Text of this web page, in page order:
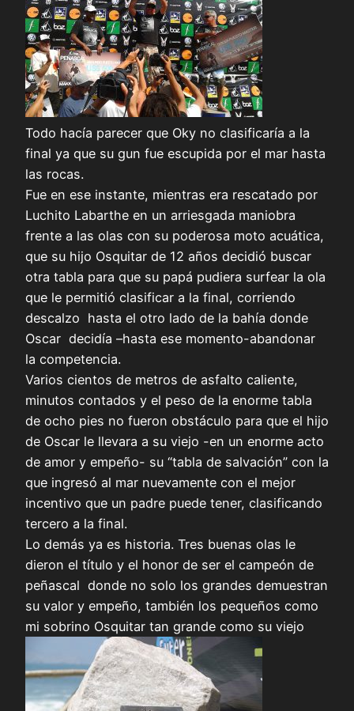
Todo hacía parecer que Oky no clasificaría a la
final ya que su gun fue escupida por el mar hasta
las rocas.
Fue en ese instante, mientras era rescatado por
Luchito Labarthe en un arriesgada maniobra
frente a las olas con su poderosa moto acuática,
que su hijo Osquitar de 12 años decidió buscar
otra tabla para que su papá pudiera surfear la ola
que le permitió clasificar a la final, corriendo
descalzo hasta el otro lado de la bahía donde
Oscar decidía –hasta ese momento-abandonar
la competencia.
Varios cientos de metros de asfalto caliente,
minutos contados y el peso de la enorme tabla
de ocho pies no fueron obstáculo para que el hijo
de Oscar le llevara a su viejo -en un enorme acto
de amor y empeño- su “tabla de salvación” con la
que ingresó al mar nuevamente con el mejor
incentivo que un padre puede tener, clasificando
tercero a la final.
Lo demás ya es historia. Tres buenas olas le
dieron el título y el honor de ser el campeón de
peñascal donde no solo los grandes demuestran
su valor y empeño, también los pequeños como
mi sobrino Osquitar tan grande como su viejo